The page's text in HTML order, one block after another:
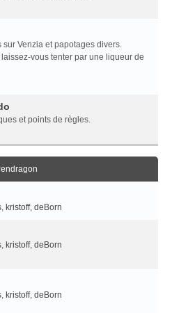
Venzia et papotages divers.
vous tenter par une liqueur de
et points de règles.
, kristoff, deBorn
, kristoff, deBorn
, kristoff, deBorn